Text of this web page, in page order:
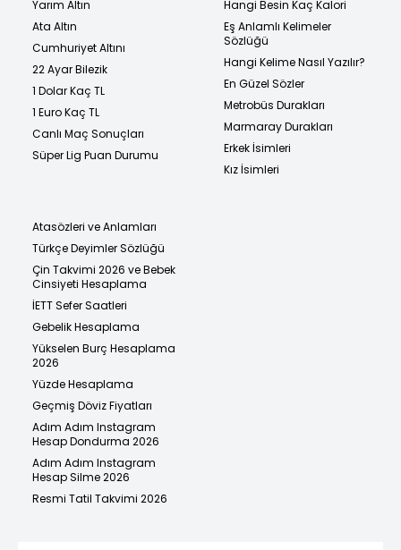
Yarım Altın
Ata Altın
Cumhuriyet Altını
22 Ayar Bilezik
1 Dolar Kaç TL
1 Euro Kaç TL
Canlı Maç Sonuçları
Süper Lig Puan Durumu
Hangi Besin Kaç Kalori
Eş Anlamlı Kelimeler
Sözlüğü
Hangi Kelime Nasıl Yazılır?
En Güzel Sözler
Metrobüs Durakları
Marmaray Durakları
Erkek İsimleri
Kız İsimleri
Atasözleri ve Anlamları
Türkçe Deyimler Sözlüğü
Çin Takvimi 2026 ve Bebek
Cinsiyeti Hesaplama
İETT Sefer Saatleri
Gebelik Hesaplama
Yükselen Burç Hesaplama
2026
Yüzde Hesaplama
Geçmiş Döviz Fiyatları
Adım Adım Instagram
Hesap Dondurma 2026
Adım Adım Instagram
Hesap Silme 2026
Resmi Tatil Takvimi 2026